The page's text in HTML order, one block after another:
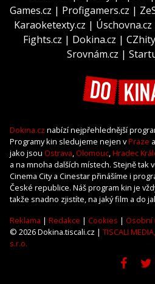
Games.cz | Profigamers.cz |
Karaoketexty.cz | Úschovna.cz
Fights.cz | Dokina.cz |
Srovnám.cz |
Dokina.cz nabízí nejpřehlednější
Programy kin sledujeme nejen vPraze a
jako jsou Ostrava, Olomouc,Hradec
a na mnoha dalších místech. Stejně tak
Cinema City a Cinestar přinášíme i
České republice. Náš program kin je
takže snadno zjistíte, na jaký film a do
Reklama | Redakce | Cookies | Osobní
© 2026 Dokina.tiscali.cz | TISCALI
s.r.o.